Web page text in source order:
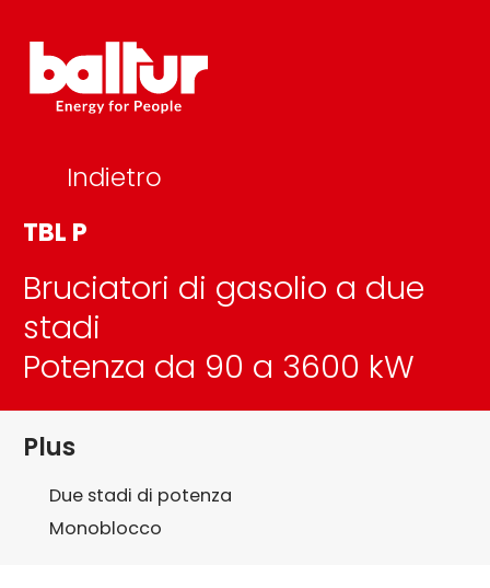
contenuto
Indietro
TBL P
Bruciatori di gasolio a due
stadi
Potenza da 90 a 3600 kW
Plus
Due stadi di potenza
Monoblocco